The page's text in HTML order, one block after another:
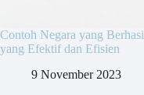
Contoh Negara yang
yang Efektif dan Efisien
9 November 2023